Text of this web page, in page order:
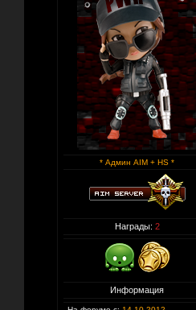
* Админ AIM + HS *
Награды: 2
Информация